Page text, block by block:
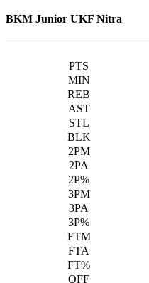
BKM Junior UKF Nitra